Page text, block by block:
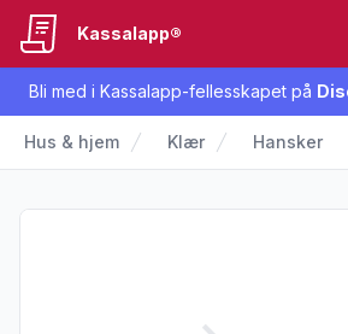
Bli med i Kassalapp-fellesskapet på
Kassalapp®
Hus & hjem Klær Hansker